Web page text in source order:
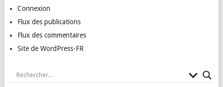
Connexion
Flux des publications
Flux des commentaires
Site de WordPress-FR